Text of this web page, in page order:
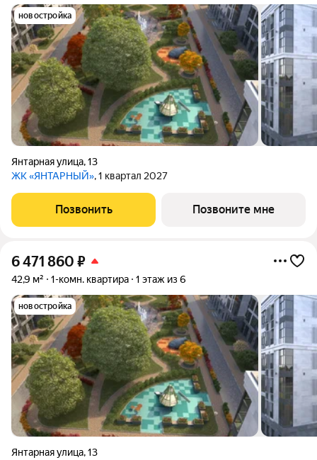
новостройка
Янтарная улица,13
ЖК «ЯНТАРНЫЙ», 1 квартал 2027
Позвонить Позвоните мне
6 471 860 ₽
42,9 м² 1-комн. квартира 1 этаж из 6
новостройка
Янтарная улица,13